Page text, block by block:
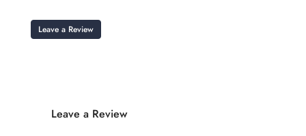
Leave a Review
Leave a Review